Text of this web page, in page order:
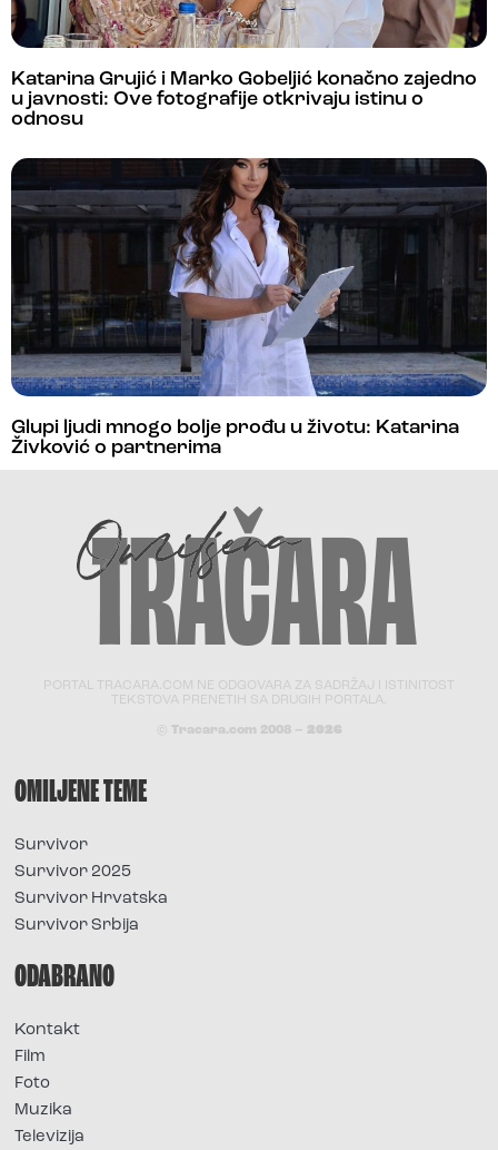
Katarina Grujić i Marko Gobeljić konačno zajedno
u javnosti: Ove fotografije otkrivaju istinu o
odnosu
Glupi ljudi mnogo bolje prođu u životu: Katarina
Živković o partnerima
PORTAL TRACARA.COM NE ODGOVARA ZA SADRŽAJ I ISTINITOST
TEKSTOVA PRENETIH SA DRUGIH PORTALA.
© Tracara.com 2008 – 2026
OMILJENE TEME
Survivor
Survivor 2025
Survivor Hrvatska
Survivor Srbija
ODABRANO
Kontakt
Film
Foto
Muzika
Televizija